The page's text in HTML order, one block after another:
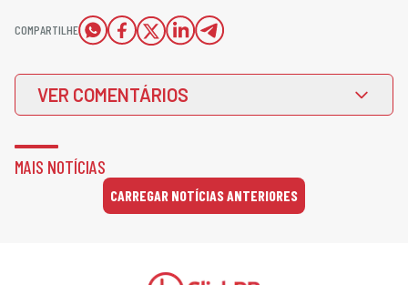
COMPARTILHE
VER COMENTÁRIOS
MAIS NOTÍCIAS
CARREGAR NOTÍCIAS ANTERIORES